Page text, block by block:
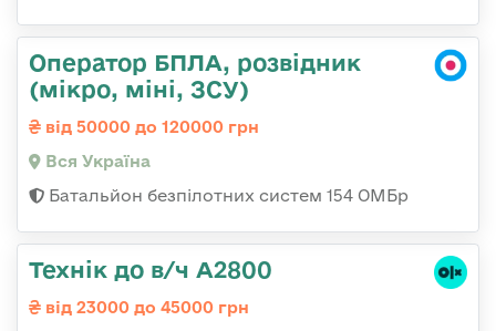
Оператор БПЛА, розвідник
(мікро, міні, ЗСУ)
від 50000 до 120000 грн
Вся Україна
Батальйон безпілотних систем 154 ОМБр
Технік до в/ч А2800
від 23000 до 45000 грн